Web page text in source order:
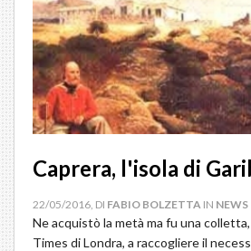
Caprera, l'isola di
22/05/2016, DI FABIO BOLZETTA IN NEWS
Ne acquistò la metà ma fu una
Times di Londra, a raccogliere il